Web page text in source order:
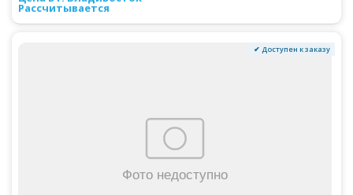
Рассчитывается
✔ Доступен к заказу